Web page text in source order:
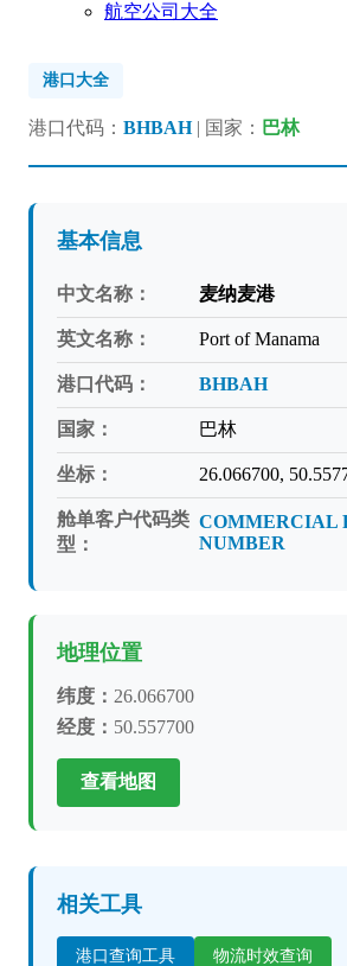
航空公司大全
港口大全
港口代码： BHBAH| 国家： 巴林
基本信息
中文名称： 麦纳麦港
英文名称： Port of Manama
港口代码： BHBAH
国家： 巴林
坐标： 26.066700,
舱单客户代码类
型：
COMMERCIAL
NUMBER
地理位置
纬度： 26.066700
经度： 50.557700
查看地图
相关工具
港口查询工具 物流时效查询